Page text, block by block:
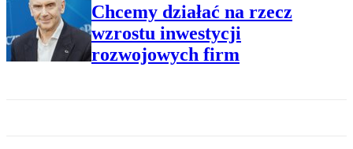
Chcemy działać na rzecz
wzrostu inwestycji
rozwojowych firm